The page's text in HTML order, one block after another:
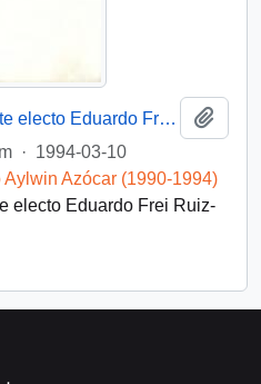
[Carta dirigida al presidente electo Eduardo Frei Ruiz-Tagle]
· 1994-03-10
Azócar (1990-1994)
electo Eduardo Frei Ruiz-